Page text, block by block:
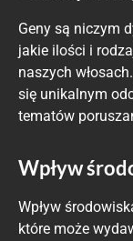
Geny są niczym
jakie ilości i
naszych
się unikalnym
tematów
Wpływ
Wpływ
które może